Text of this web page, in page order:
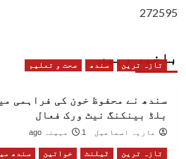
272595
باخبر رہیں
تازہ ترین سندھ صحت و تعلیم
سندھ نے محفوظ خون کی فراہمی
بلڈ بینکنگ نیٹ ورک فعال
ماریہ اسماعیل 1 مہینہ ago
تازہ ترین ٹیلنٹ خواتین سندھ